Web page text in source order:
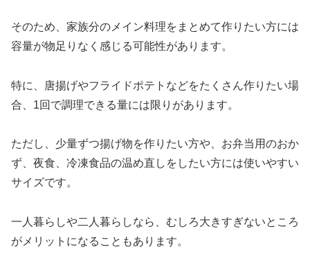
そのため、家族分のメイン料理をまとめて作りたい方には
容量が物足りなく感じる可能性があります。
特に、唐揚げやフライドポテトなどをたくさん作りたい場
合、1回で調理できる量には限りがあります。
ただし、少量ずつ揚げ物を作りたい方や、お弁当用のおか
ず、夜食、冷凍食品の温め直しをしたい方には使いやすい
サイズです。
一人暮らしや二人暮らしなら、むしろ大きすぎないところ
がメリットになることもあります。